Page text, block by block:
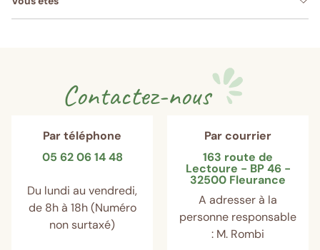
Contactez-nous
Par téléphone
05 62 06 14 48
Du lundi au vendredi,
de 8h à 18h (Numéro
non surtaxé)
Par courrier
163 route de
Lectoure - BP 46 -
32500 Fleurance
A adresser à la
personne responsable
: M. Rombi